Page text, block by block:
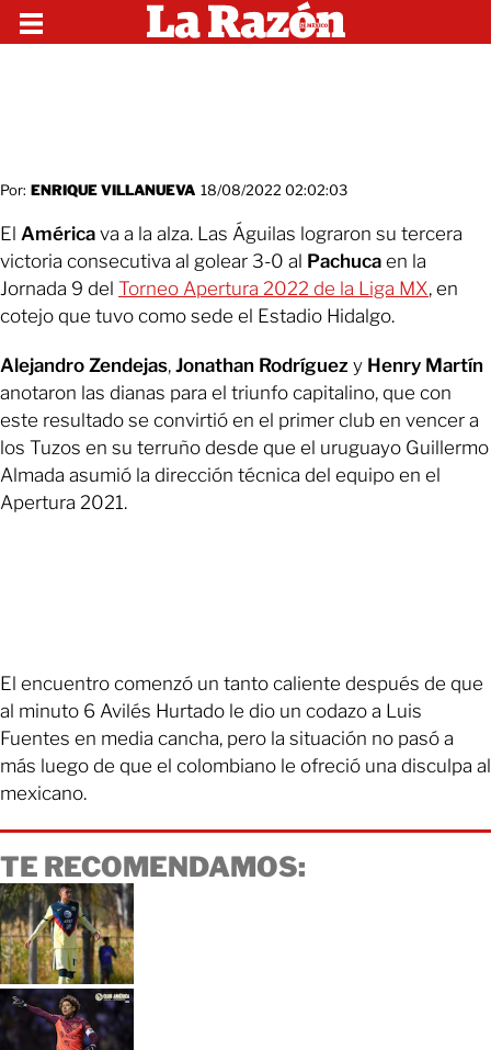
Por: ENRIQUE VILLANUEVA 18/08/2022 02:02:03
El América va a la alza. Las Águilas lograron su tercera
victoria consecutiva al golear 3-0 al Pachuca en la
Jornada 9 del Torneo Apertura 2022 de la Liga MX, en
cotejo que tuvo como sede el Estadio Hidalgo.
Alejandro Zendejas, Jonathan Rodríguez y Henry Martín
anotaron las dianas para el triunfo capitalino, que con
este resultado se convirtió en el primer club en vencer a
los Tuzos en su terruño desde que el uruguayo Guillermo
Almada asumió la dirección técnica del equipo en el
Apertura 2021.
El encuentro comenzó un tanto caliente después de que
al minuto 6 Avilés Hurtado le dio un codazo a Luis
Fuentes en media cancha, pero la situación no pasó a
más luego de que el colombiano le ofreció una disculpa al
mexicano.
TE RECOMENDAMOS: